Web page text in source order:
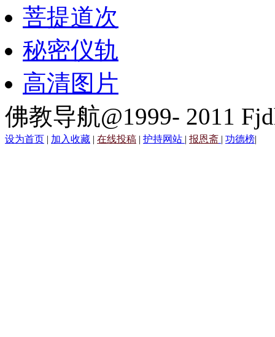
菩提道次
秘密仪轨
高清图片
佛教导航@1999- 2011
设为首页 | 加入收藏 | 在线投稿 | 护持网站 | 报恩斋 | 功德榜|